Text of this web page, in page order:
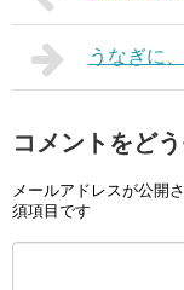
うなぎに
コメントをど
メールアドレスが公開
須項目です